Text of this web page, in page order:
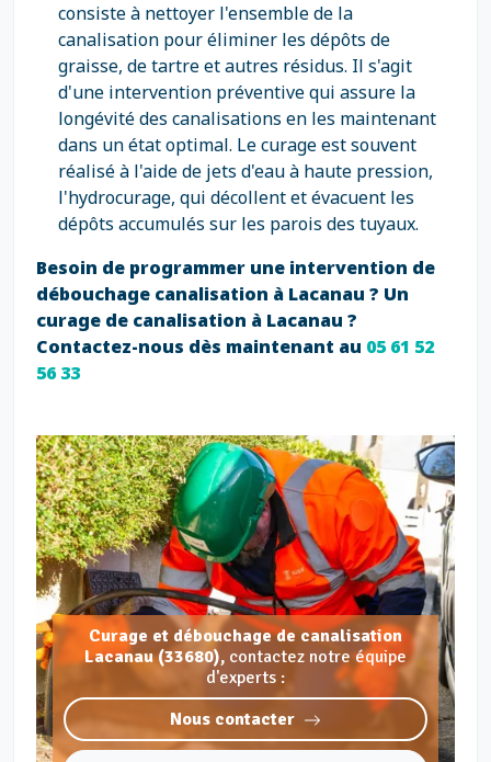
consiste à nettoyer l'ensemble de la
canalisation pour éliminer les dépôts de
graisse, de tartre et autres résidus. Il s'agit
d'une intervention préventive qui assure la
longévité des canalisations en les maintenant
dans un état optimal. Le curage est souvent
réalisé à l'aide de jets d'eau à haute pression,
l'hydrocurage, qui décollent et évacuent les
dépôts accumulés sur les parois des tuyaux.
Besoin de programmer une intervention de
débouchage canalisation à Lacanau ? Un
curage de canalisation à Lacanau ?
Contactez-nous dès maintenant au 05 61 52
56 33
Curage et débouchage de canalisation
Lacanau (33680), contactez notre équipe
d'experts :
Nous contacter